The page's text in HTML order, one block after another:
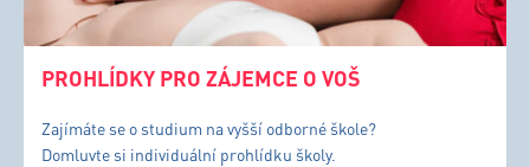
PROHLÍDKY PRO ZÁJEMCE O VOŠ
Zajímáte se o studium na vyšší odborné škole?
Domluvte si individuální prohlídku školy.